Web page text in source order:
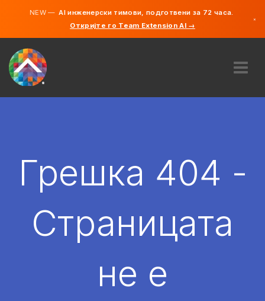
NEW —AI инженерски тимови, подготвени за 72 часа.
Откријте го Team Extension AI →
×
АНГАЖИРАЈ
Грешка 404 -
Страницата
не е